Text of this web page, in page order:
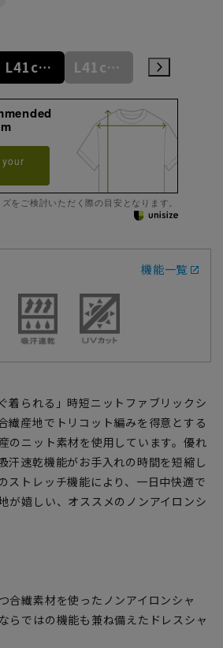
L41cm/82cm L41cm/84cm
your
をご検討いただく際の目安となります。
機能一覧
着られる」時短ニットファブリックシ
繊産地でトリコット編みを得意とする
のニット素材を使用しています。優れ
汗速乾機能がお手入れの時間を短縮し
ストレッチ機能により、一日中快適で
が嬉しい、オススメのノンアイロンシ
合繊素材を使ったノンアイロンシャ
らではの機能も兼ね備えたドレスシャ